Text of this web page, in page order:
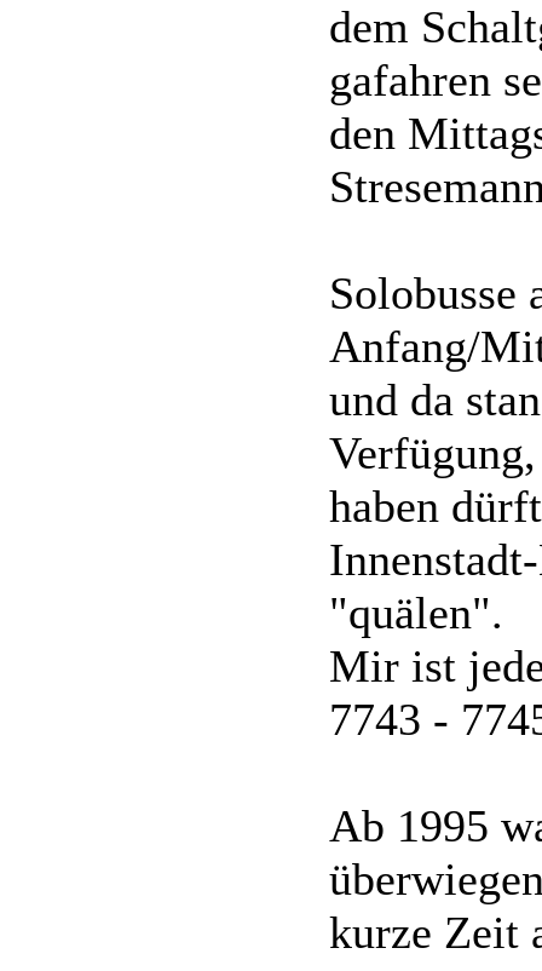
dem
gafahren
den
Solobusse
Anfang/
und da
haben
"quälen".
Mir ist
7743 -
Ab 1995
kurze Zeit